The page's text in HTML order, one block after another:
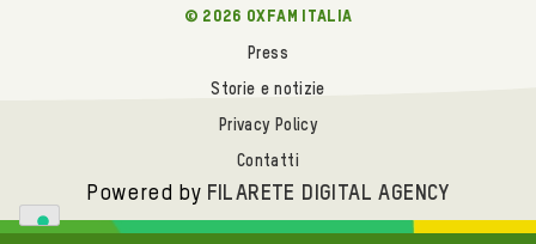
© 2026 oxfam italia
Press
Storie e notizie
Privacy Policy
Contatti
Powered by FILARETE DIGITAL AGENCY